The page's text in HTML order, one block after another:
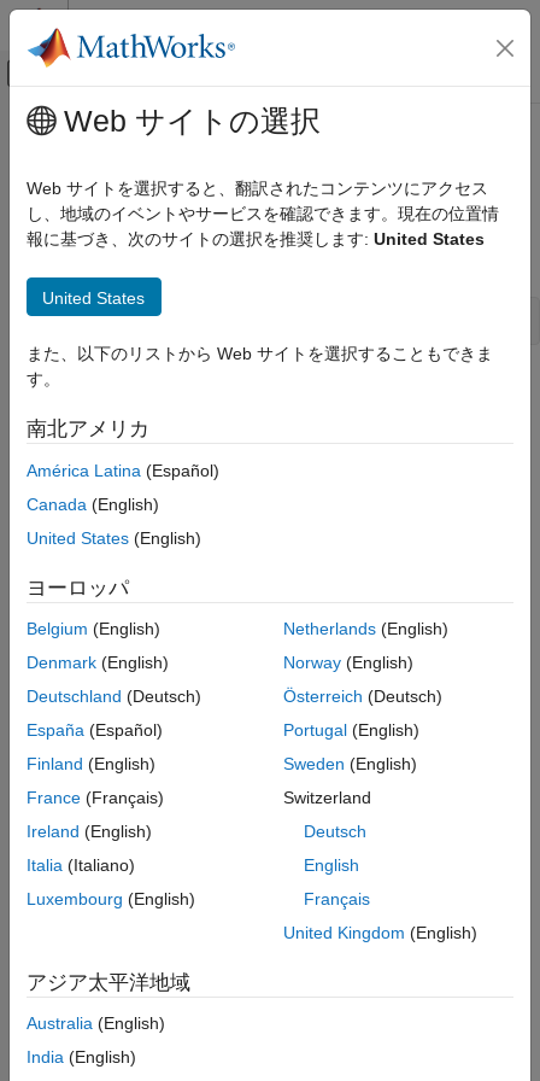
コンテンツへスキップ
オフキャンバス ナビゲーション メ
ドキュメンテーションのホーム
Block and Blockset Authoring
Author Block Algorithms
Author Blocks Using C MEX S-Functions
Configure C/C++ S-Function Features
gsr_M
Syntax
Description
Languages
See Also
Version History
メインコンテンツ
gsr_M
Determine number of rows in matrix signal
int gsr_DataTypeSize(SL_SigRegion *reg)
Arguments
reg
Returns
An
that represents the number of rows if the data in the
signal region is a matrix.
a matrix.
Description
Returns the number of rows if the data in the signal region
corresponds to a matrix signal. Returns -1if the signal region
Languages
C, C++
Examples
See Also
Web サイトの選択
Web サイトを選択すると、翻訳されたコンテンツにアクセス
し、地域のイベントやサービスを確認できます。現在の位置情
報に基づき、次のサイトの選択を推奨します: United States
United States
また、以下のリストから Web サイトを選択することもできま
す。
南北アメリカ
América Latina (Español)
Canada (English)
United States (English)
ヨーロッパ
Belgium (English)
Denmark (English)
Deutschland (Deutsch)
España (Español)
Finland (English)
France (Français)
Ireland (English)
Italia (Italiano)
Luxembourg (English)
Netherlands(English)
Norway(English)
Österreich (Deutsch)
Portugal(English)
Sweden (English)
Switzerland
Deutsch
English
Français
United Kingdom (English)
アジア太平洋地域
Australia (English)
India (English)